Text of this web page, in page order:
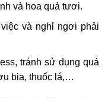
và hoa quả tươi.
và nghỉ ngơi phải
tránh sử dụng quá
bia, thuốc lá,…